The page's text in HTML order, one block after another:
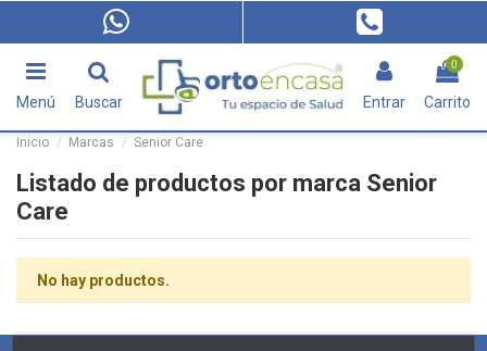
Menú Buscar Entrar
0
Carrito
Inicio Marcas Senior Care
Listado de productos por marca Senior
Care
No hay productos.